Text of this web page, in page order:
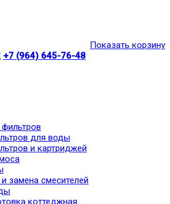
Показать корзину
+7 (964) 645-76-48
для воды
и картриджей
замена смесителей
коттеджная